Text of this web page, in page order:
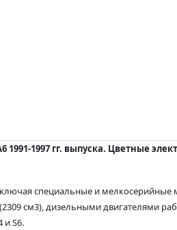
1997 гг. выпуска. Цветные
специальные и мелкосерийные
см3), дизельными двигателями
и S6.